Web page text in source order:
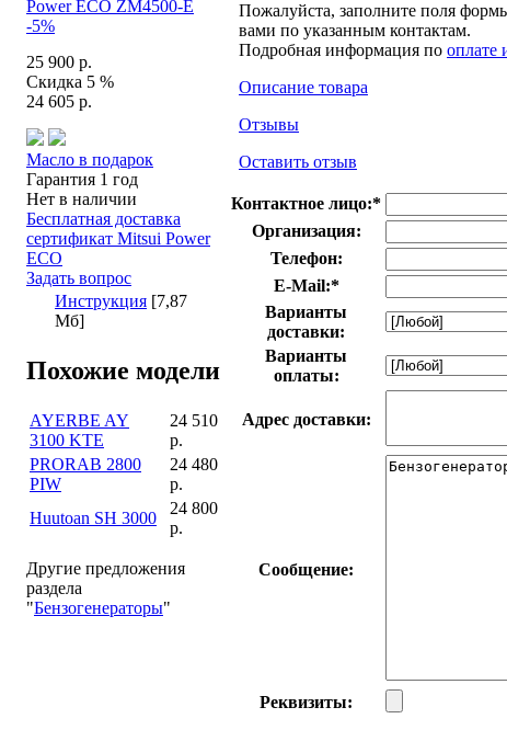
-5%
25 900 р.
Скидка 5 %
24 605 р.
Масло в подарок
Гарантия 1 год
Нет в наличии
Бесплатная доставка
сертификат Mitsui Power
ECO
Задать вопрос
Инструкция [7,87
Мб]
Похожие модели
AYERBE AY
3100 KTE
24 510
р.
PRORAB 2800
PIW
24 480
р.
Huutoan SH 3000
24 800
р.
Другие предложения
раздела
"Бензогенераторы"
Пожалуйста, заполните поля
вами по указанным контактам.
Подробная информация по оплате
Описание товара
Отзывы
Оставить отзыв
Контактное лицо:*
Организация:
Телефон:
E-Mail:*
Варианты
доставки:
Варианты
оплаты:
Адрес доставки:
Сообщение:
Реквизиты: